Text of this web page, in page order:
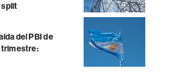
split
del PBI de
trimestre: